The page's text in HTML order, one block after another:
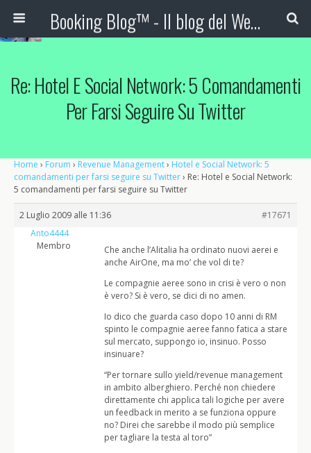
Booking Blog™ - Il blog del Web Marketing Turistico
Re: Hotel E Social Network: 5 Comandamenti
Per Farsi Seguire Su Twitter
Home › Forum › Revenue Management› Hotel e Social Network: 5
comandamenti per farsi seguire su Twitter› Re: Hotel e Social Network:
5 comandamenti per farsi seguire su Twitter
2 Luglio 2009 alle 11:36
#17671
Anto4444
Membro
Che anche l’Alitalia ha ordinato nuovi aerei e
anche AirOne, ma mo’ che vol di te?
Le compagnie aeree sono in crisi è vero o non
è vero? Si è vero, se dici di no amen.
Io dico che guarda caso dopo 10 anni di RM
spinto le compagnie aeree fanno fatica a stare
sul mercato, suppongo io, insinuo. Posso
insinuare?
“Per tornare sullo yield/revenue management
in ambito alberghiero. Perché non chiedere
direttamente chi applica tali logiche per avere
un feedback in merito a se funziona oppure
no? Direi che sarebbe il modo più semplice
per tagliare la testa al toro”